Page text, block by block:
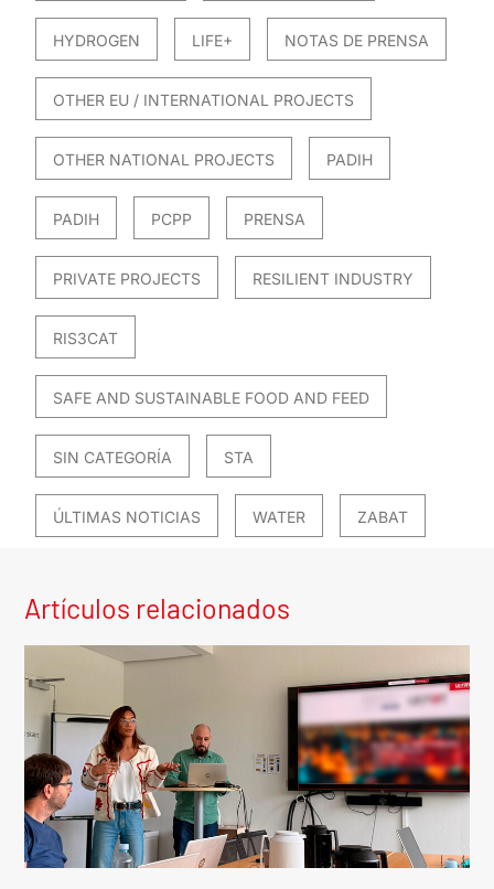
HYDROGEN LIFE+ NOTAS DE PRENSA
OTHER EU / INTERNATIONAL PROJECTS
OTHER NATIONAL PROJECTS PADIH
PADIH PCPP PRENSA
PRIVATE PROJECTS RESILIENT INDUSTRY
RIS3CAT
SAFE AND SUSTAINABLE FOOD AND FEED
SIN CATEGORÍA STA
ÚLTIMAS NOTICIAS WATER ZABAT
Artículos relacionados